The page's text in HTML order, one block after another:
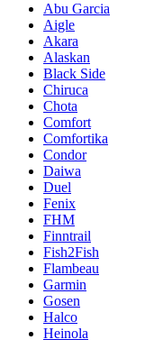
Abu Garcia
Aigle
Akara
Alaskan
Black Side
Chiruca
Chota
Comfort
Comfortika
Condor
Daiwa
Duel
Fenix
FHM
Finntrail
Fish2Fish
Flambeau
Garmin
Gosen
Halco
Heinola